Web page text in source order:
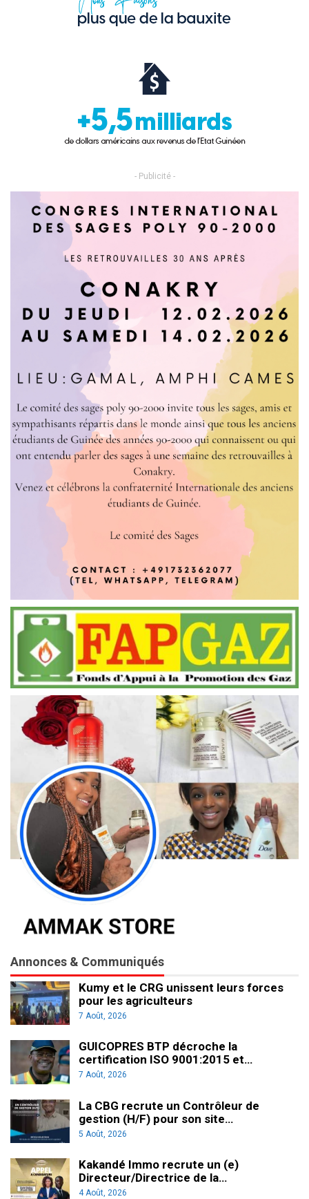
- Publicité -
Annonces & Communiqués
Kumy et le CRG unissent leurs forces
pour les agriculteurs
7 Août, 2026
GUICOPRES BTP décroche la
certification ISO 9001:2015 et…
7 Août, 2026
La CBG recrute un Contrôleur de
gestion (H/F) pour son site…
5 Août, 2026
Kakandé Immo recrute un (e)
Directeur/Directrice de la…
4 Août, 2026